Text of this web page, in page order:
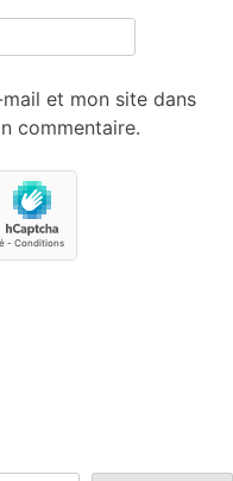
et mon site dans
commentaire.